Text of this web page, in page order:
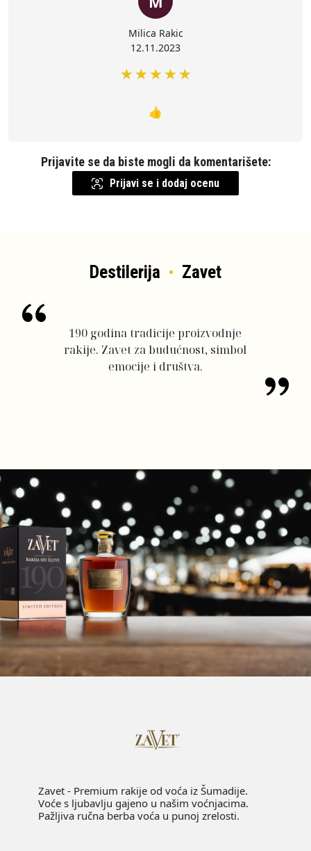
Milica Rakic
12.11.2023
★ ★ ★ ★ ★
👍
Prijavite se da biste mogli da komentarišete:
Prijavi se i dodaj ocenu
Destilerija Zavet
190 godina tradicije proizvodnje
rakije. Zavet za budućnost, simbol
emocije i društva.
Zavet - Premium rakije od voća iz Šumadije.
Voće s ljubavlju gajeno u našim voćnjacima.
Pažljiva ručna berba voća u punoj zrelosti.